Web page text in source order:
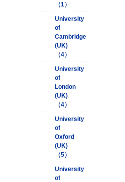
（1）
University
of
Cambridge
(UK)
（4）
University
of
London
(UK)
（4）
University
of
Oxford
(UK)
（5）
University
of